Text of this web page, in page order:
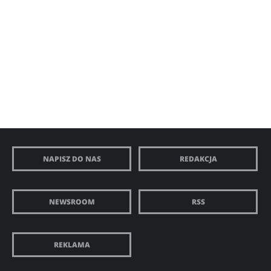
NAPISZ DO NAS REDAKCJA
NEWSROOM RSS
REKLAMA